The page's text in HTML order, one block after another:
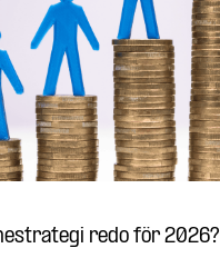
redo för 2026?